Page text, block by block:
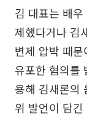
김 대표는 배
제했다거나 김
변제 압박 때
유포한 혐의를
용해 김새론의
위 발언이 담